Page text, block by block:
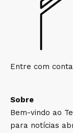
Entre com
Sobre
Bem-vindo ao
para notícias